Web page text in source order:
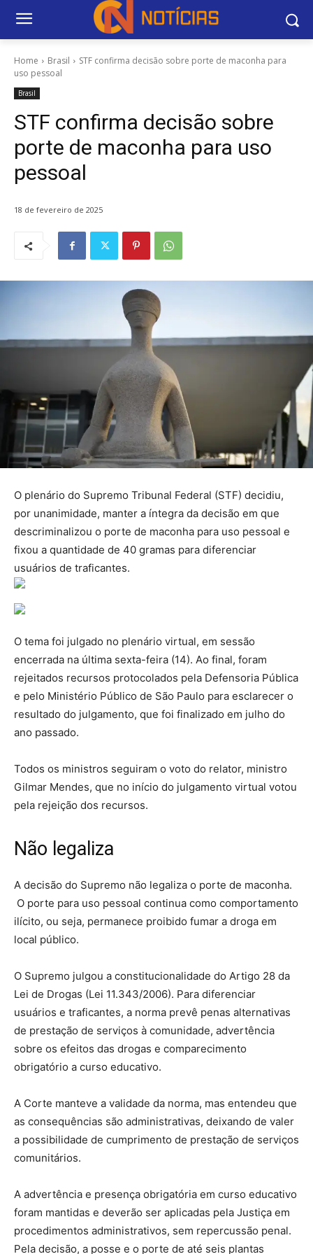
Home Brasil
STF confirma decisão sobre porte de maconha para
uso pessoal
Brasil
STF confirma decisão sobre
porte de maconha para uso
pessoal
18 de fevereiro de 2025
O plenário do Supremo Tribunal Federal (STF) decidiu,
por unanimidade, manter a íntegra da decisão em que
descriminalizou o porte de maconha para uso pessoal e
fixou a quantidade de 40 gramas para diferenciar
usuários de traficantes.
O tema foi julgado no plenário virtual, em sessão
encerrada na última sexta-feira (14). Ao final, foram
rejeitados recursos protocolados pela Defensoria Pública
e pelo Ministério Público de São Paulo para esclarecer o
resultado do julgamento, que foi finalizado em julho do
ano passado.
Todos os ministros seguiram o voto do relator, ministro
Gilmar Mendes, que no início do julgamento virtual votou
pela rejeição dos recursos.
Não legaliza
A decisão do Supremo não legaliza o porte de maconha.
O porte para uso pessoal continua como comportamento
ilícito, ou seja, permanece proibido fumar a droga em
local público.
O Supremo julgou a constitucionalidade do Artigo 28 da
Lei de Drogas (Lei 11.343/2006). Para diferenciar
usuários e traficantes, a norma prevê penas alternativas
de prestação de serviços à comunidade, advertência
sobre os efeitos das drogas e comparecimento
obrigatório a curso educativo.
A Corte manteve a validade da norma, mas entendeu que
as consequências são administrativas, deixando de valer
a possibilidade de cumprimento de prestação de serviços
comunitários.
A advertência e presença obrigatória em curso educativo
foram mantidas e deverão ser aplicadas pela Justiça em
procedimentos administrativos, sem repercussão penal.
Pela decisão, a posse e o porte de até seis plantas